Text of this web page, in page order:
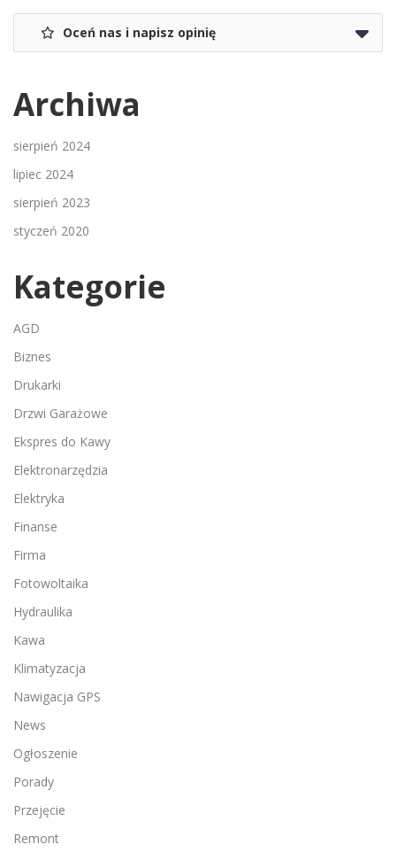
Oceń nas i napisz opinię
Archiwa
sierpień 2024
lipiec 2024
sierpień 2023
styczeń 2020
Kategorie
AGD
Biznes
Drukarki
Drzwi Garażowe
Ekspres do Kawy
Elektronarzędzia
Elektryka
Finanse
Firma
Fotowoltaika
Hydraulika
Kawa
Klimatyzacja
Nawigacja GPS
News
Ogłoszenie
Porady
Przejęcie
Remont